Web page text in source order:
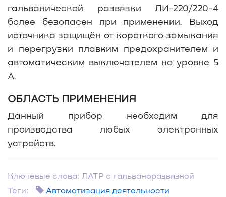
гальванической развязки ЛИ-220/220-4
более безопасен при применении. Выход
источника защищён от короткого замыкания
и перегрузки плавким предохранителем и
автоматическим выключателем на уровне 5
А.
ОБЛАСТЬ ПРИМЕНЕНИЯ
Данный прибор необходим для
производства любых электронных
устройств.
Ключевые слова: ЛАТР с гальваноразвязкой
Теги:
Автоматизация деятельности